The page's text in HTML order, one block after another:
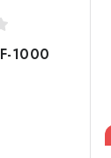
1000